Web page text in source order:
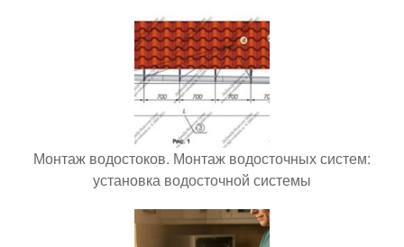
Монтаж водостоков. Монтаж водосточных систем:
установка водосточной системы